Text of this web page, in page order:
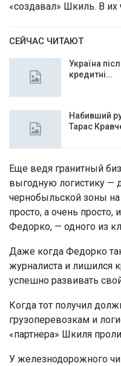
«создавал» Шкиль. В
СЕЙЧАС ЧИТАЮТ
Україна
кредитні…
Набивший
Тарас
Еще ведя гранитный
выгодную логистику —
чернобыльской зоны
просто, а очень просто,
Федорко, — одного из
Даже когда Федорко
журналиста и лишился
успешно развивать
Когда тот получил
грузоперевозкам и
«партнера» Шкиля
У железнодорожного